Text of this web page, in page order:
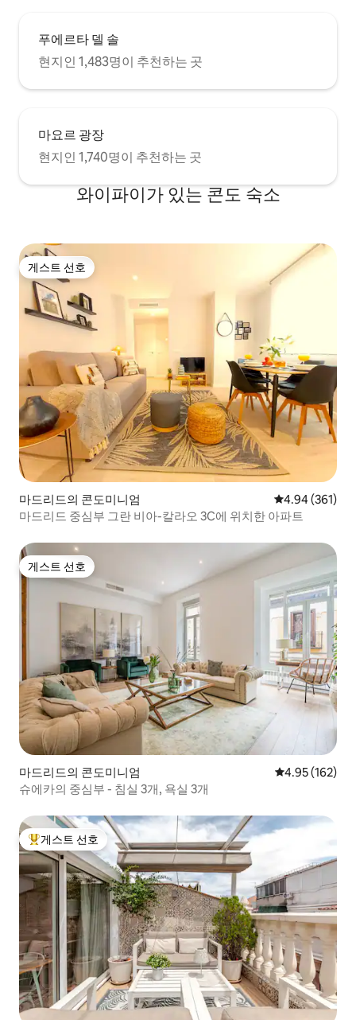
the house with two cameras (one in
living room, one in entrance hall). These
cameras are only activated when alarm
is armed. There is a privacy shield which
check in.
푸에르타 델 솔
현지인 1,483명이 추천하는 곳
마요르 광장
현지인 1,740명이 추천하는 곳
와이파이가 있는 콘도 숙소
게스트 선호
게스트 선호
마드리드의 콘도미니엄 평점 4.94점(5
4.94 (361)
마드리드 중심부 그란 비아-칼라오 3C에 위치한 아파트
게스트 선호
게스트 선호
마드리드의 콘도미니엄 평점 4.95점(5
4.95 (162)
슈에카의 중심부 - 침실 3개, 욕실 3개
상위 게스트 선호
게스트 선호